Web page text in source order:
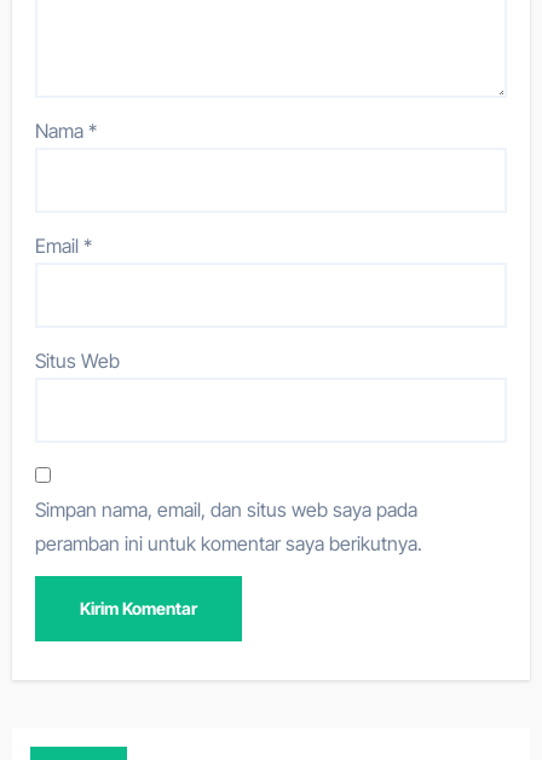
Nama*
Email*
Situs Web
Simpan nama, email, dan situs web saya pada
peramban ini untuk komentar saya berikutnya.